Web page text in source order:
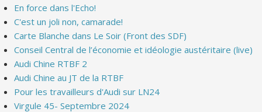
En force dans l'Echo!
C'est un joli non, camarade!
Carte Blanche dans Le Soir (Front des SDF)
Conseil Central de l’économie et idéologie austéritaire (live)
Audi Chine RTBF 2
Audi Chine au JT de la RTBF
Pour les travailleurs d'Audi sur LN24
Virgule 45- Septembre 2024